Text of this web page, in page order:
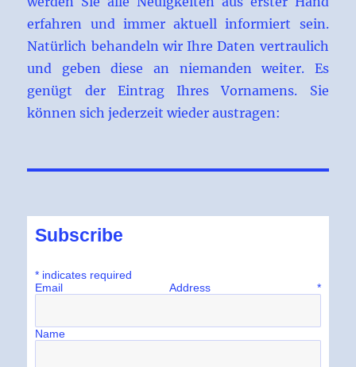
erfahren und immer aktuell informiert sein.
Natürlich behandeln wir Ihre Daten vertraulich
und geben diese an niemanden weiter. Es
genügt der Eintrag Ihres Vornamens. Sie
können sich jederzeit wieder austragen:
Subscribe
* indicates required
Email Address *
Name